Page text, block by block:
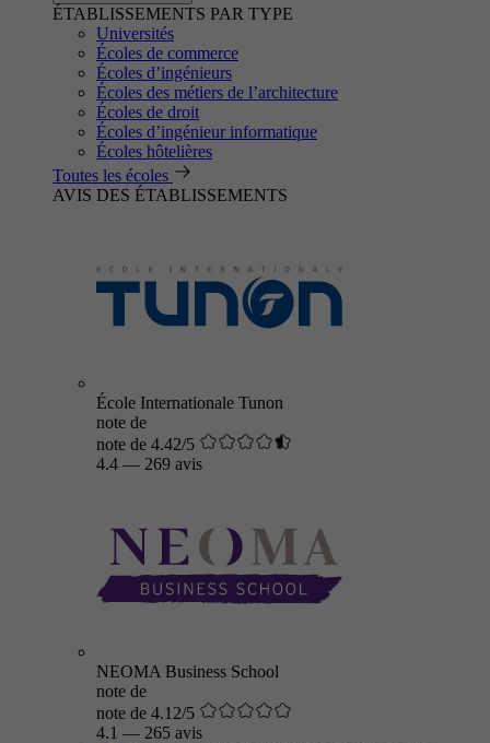
ÉTABLISSEMENTS PAR TYPE
Universités
Écoles de commerce
Écoles d’ingénieurs
Écoles des métiers de l’architecture
Écoles de droit
Écoles d’ingénieur informatique
Écoles hôtelières
Toutes les écoles
AVIS DES ÉTABLISSEMENTS
École Internationale Tunon
note de
note de 4.42/5
4.4 — 269 avis
NEOMA Business School
note de
note de 4.12/5
4.1 — 265 avis